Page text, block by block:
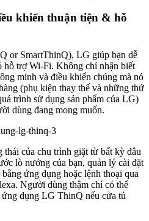
khiển thuận tiện & hỗ
or SmartThinQ), LG giúp bạn dễ
hỗ trợ Wi-Fi. Không chỉ nhận biết
minh và điều khiển chúng mà nó
(phụ kiện thay thế và những thứ
trình sử dụng sản phẩm của LG)
dùng đang mong muốn.
thái của chu trình giặt từ bất kỳ đâu
lò nướng của bạn, quản lý cài đặt
ứng dụng hoặc lệnh thoại qua
Người dùng thậm chí có thể
dụng LG ThinQ nếu cửa tủ